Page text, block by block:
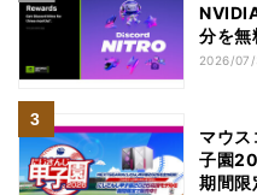
分を無
2026/
マウス
子園
期間限